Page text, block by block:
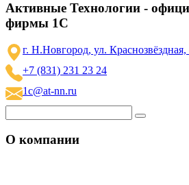
Активные Технологии -
фирмы 1С
г. Н.Новгород, ул.
+7 (831) 231 23 24
1c@at-nn.ru
О компании